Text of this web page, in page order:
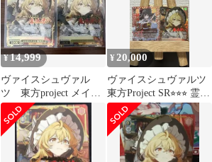
¥14,999
ヴァイスシュヴァル
ツ 東方project メイガ
スナイト魔理沙 SR 星
3 2枚
¥20,000
ヴァイスシュヴァルツ
東方Project SR⭐︎⭐︎⭐︎ 霊
夢、魔理沙セット